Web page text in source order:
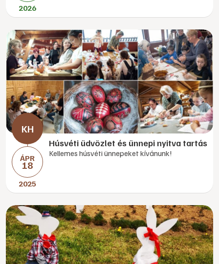
2026
ÁPR
18
2025
Húsvéti üdvözlet és ünnepi nyitva tartás
Kellemes húsvéti ünnepeket kívánunk!